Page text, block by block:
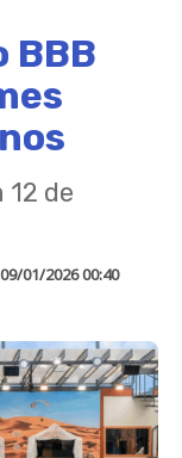
BBB
de
09/01/2026 00:40